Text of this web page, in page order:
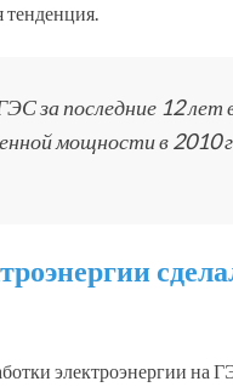
тенденция.
за последние 12 лет
мощности в 2010
электроэнергии на